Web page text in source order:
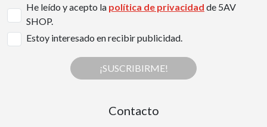
He leído y acepto la política de privacidad de 5AV
SHOP.
Estoy interesado en recibir publicidad.
¡SUSCRIBIRME!
Contacto